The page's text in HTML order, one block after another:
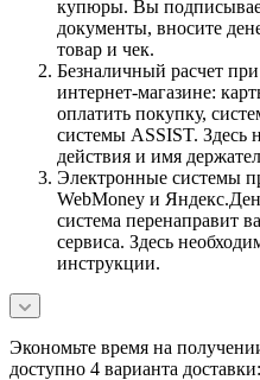
купюры. Вы
документы, вносите
товар и чек.
Безналичный расчет
интернет-магазине:
оплатить покупку,
системы ASSIST. Здесь
действия и имя
Электронные системы
WebMoney и
система перенаправит
сервиса. Здесь
инструкции.
Экономьте время на
доступно 4 варианта доставки: